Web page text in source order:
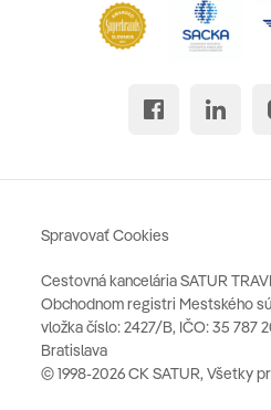
Cestovná kancelária SATUR
Obchodnom registri Mestského
vložka číslo: 2427/B, IČO: 35 787
Bratislava
© 1998-2026 CK SATUR, Všetky
Spravovať Cookies